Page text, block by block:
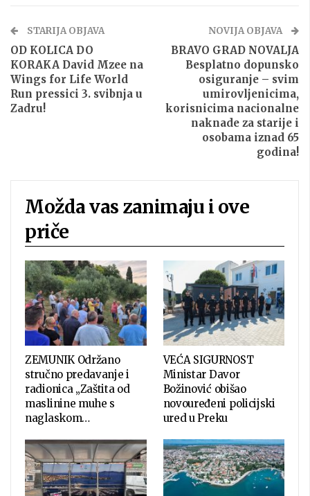
STARIJA OBJAVA
OD KOLICA DO
KORAKA David Mzee na
Wings for Life World
Run pressici 3. svibnja u
Zadru!
NOVIJA OBJAVA
BRAVO GRAD NOVALJA
Besplatno dopunsko
osiguranje – svim
umirovljenicima,
korisnicima nacionalne
naknade za starije i
osobama iznad 65
godina!
Možda vas zanimaju i ove
priče
ZEMUNIK Održano
stručno predavanje i
radionica „Zaštita od
maslinine muhe s
naglaskom…
VEĆA SIGURNOST
Ministar Davor
Božinović obišao
novouređeni policijski
ured u Preku